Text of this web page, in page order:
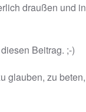
draußen und
Beitrag. ;-)
glauben, zu